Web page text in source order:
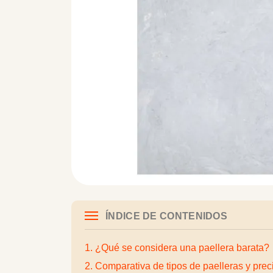
ÍNDICE DE CONTENIDOS
1. ¿Qué se considera una paellera barata?
2. Comparativa de tipos de paelleras y